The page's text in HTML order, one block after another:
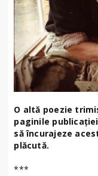
O altă poezie
paginile
să încurajeze
plăcută.
***